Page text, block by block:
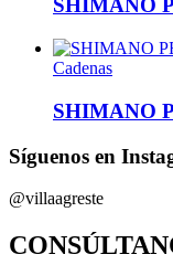
SHIMANO
Cadenas
SHIMANO
Síguenos en
@villaagreste